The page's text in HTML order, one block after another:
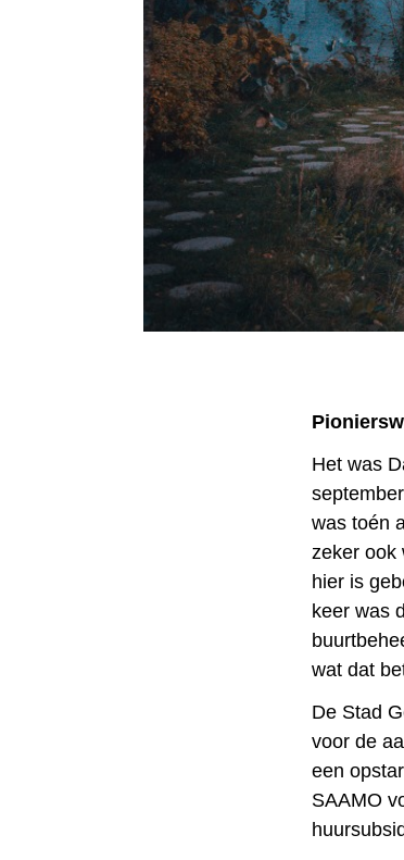
Het was
was toén
zeker ook
hier is
keer was
wat dat
De Stad
voor de
een
SAAMO